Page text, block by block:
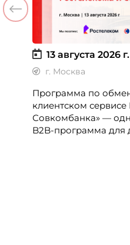
13 августа 2026 г.
г. Москва
Программа по
клиентском
Совкомбанка» —
B2B-программа для